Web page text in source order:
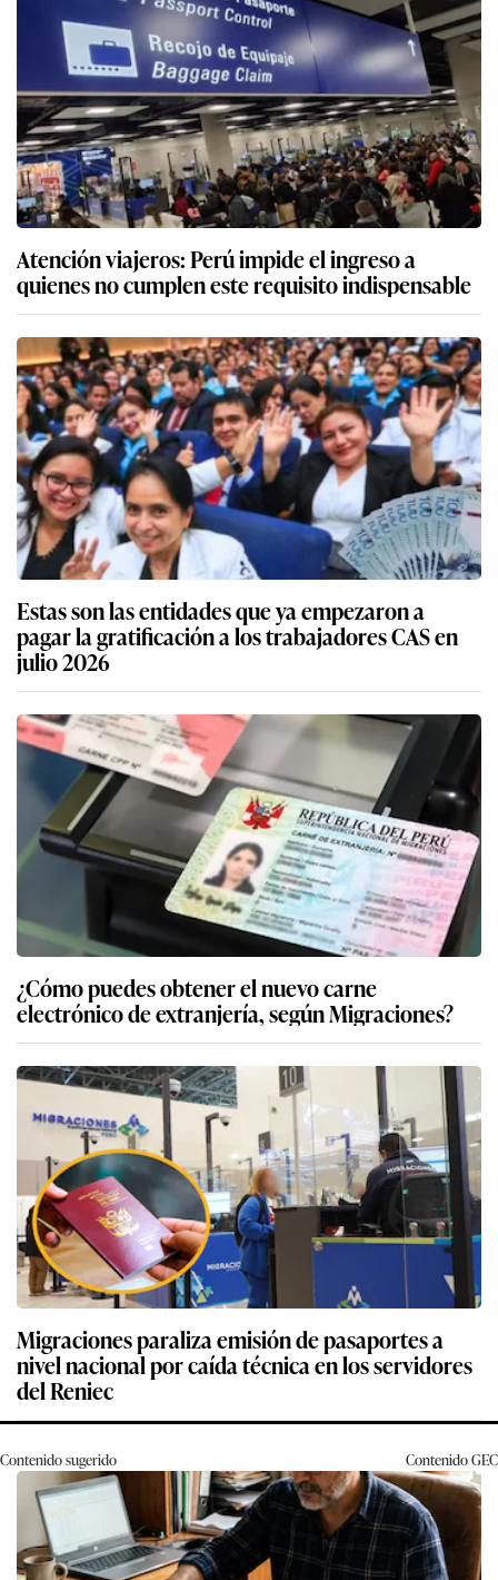
Atención viajeros: Perú impide el ingreso a
quienes no cumplen este requisito indispensable
Estas son las entidades que ya empezaron a
pagar la gratificación a los trabajadores CAS en
julio 2026
¿Cómo puedes obtener el nuevo carne
electrónico de extranjería, según Migraciones?
Migraciones paraliza emisión de pasaportes a
nivel nacional por caída técnica en los servidores
del Reniec
Contenido sugerido ContenidoGEC